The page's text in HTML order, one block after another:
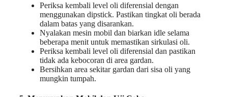
Periksa kembali level oli diferensial dengan
menggunakan dipstick. Pastikan tingkat oli berada
dalam batas yang disarankan.
Nyalakan mesin mobil dan biarkan idle selama
beberapa menit untuk memastikan sirkulasi oli.
Periksa kembali level oli diferensial dan pastikan
tidak ada kebocoran di area gardan.
Bersihkan area sekitar gardan dari sisa oli yang
mungkin tumpah.